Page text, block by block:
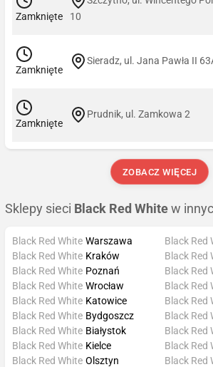
Zamknięte
10
Zamknięte
Sieradz, ul. Jana Pawła II
Zamknięte
Prudnik, ul. Zamkowa 2
ZOBACZ WIĘCEJ
Sklepy sieci Black Red White w
Black Red White Warszawa
Black Red White Kraków
Black Red White Poznań
Black Red White Wrocław
Black Red
Black Red
Black Red
Black Red
Black Red White Katowice
Black Red White Bydgoszcz
Black Red White Białystok
Black Red White Kielce
Black Red
Black Red
Black Red
Black Red
Black Red White Olsztyn
Black Red